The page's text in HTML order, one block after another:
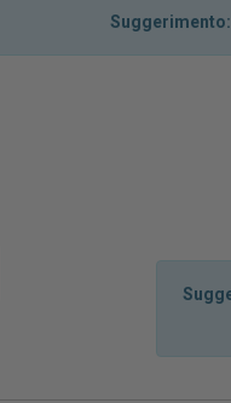
Suggerimento: